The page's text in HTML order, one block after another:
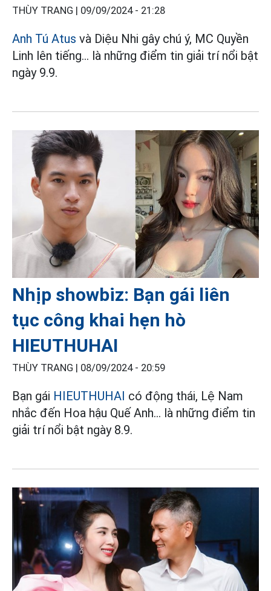
THÙY TRANG | 09/09/2024 - 21:28
Anh Tú Atus và Diệu Nhi gây chú ý, MC Quyền
Linh lên tiếng... là những điểm tin giải trí nổi bật
ngày 9.9.
Nhịp showbiz: Bạn gái liên
tục công khai hẹn hò
HIEUTHUHAI
THÙY TRANG | 08/09/2024 - 20:59
Bạn gái HIEUTHUHAI có động thái, Lệ Nam
nhắc đến Hoa hậu Quế Anh... là những điểm tin
giải trí nổi bật ngày 8.9.